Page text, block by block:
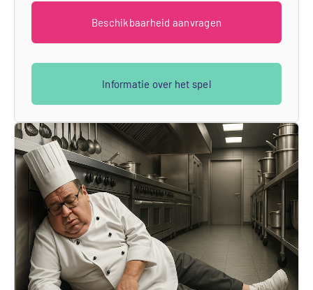
Beschikbaarheid aanvragen
Informatie over het spel